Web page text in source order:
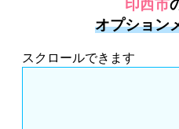
印西市
オプション
スクロールできます